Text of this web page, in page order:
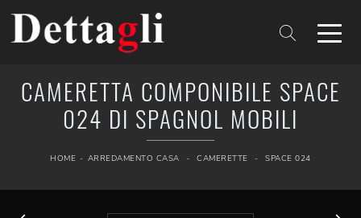
CAMERETTA COMPONIBILE SPACE
024 DI SPAGNOL MOBILI
HOME - ARREDAMENTO CASA - CAMERETTE - SPACE 024